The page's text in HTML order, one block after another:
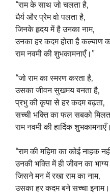
“राम के साथ जो चलता है,
धैर्य और प्रेम वो पलता है,
जिनके हृदय में है उनका नाम,
उनका हर कदम होता है कल्याण
राम नवमी की शुभकामनाएँ।”
“जो राम का स्मरण करता है,
उसका जीवन सुखमय बनता है,
प्रभु की कृपा से हर कदम बढ़ता,
सच्ची भक्ति का फल सबको
राम नवमी की हार्दिक
“राम की महिमा का कोई नाहक
उनकी भक्ति में ही जीवन का भाग्य
जिसने मन में रखा राम का नाम,
उसका हर कदम बने सच्चा इनाम।